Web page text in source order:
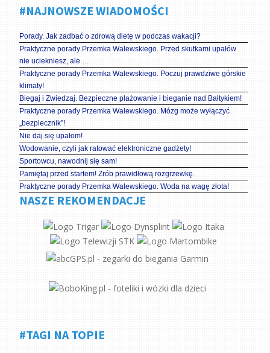
#NAJNOWSZE WIADOMOŚCI
Porady. Jak zadbać o zdrową dietę w podczas wakacji?
Praktyczne porady Przemka Walewskiego. Przed skutkami upałów
nie uciekniesz, ale …
Praktyczne porady Przemka Walewskiego. Poczuj prawdziwe górskie
klimaty!
Biegaj i Zwiedzaj. Bezpieczne plażowanie i bieganie nad Bałtykiem!
Praktyczne porady Przemka Walewskiego. Mózg może wyłączyć
„bezpiecznik”!
Nie daj się upałom!
Wodowanie, czyli jak ratować elektroniczne gadżety!
Sportowcu, nawodnij się sam!
Pamiętaj przed startem! Zrób prawidłową rozgrzewkę.
Praktyczne porady Przemka Walewskiego. Woda na wagę złota!
NASZE REKOMENDACJE
#TAGI NA TOPIE